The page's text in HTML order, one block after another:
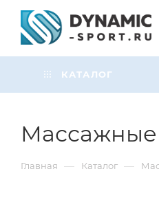
КАТАЛОГ
Массажные
Главная — Каталог —